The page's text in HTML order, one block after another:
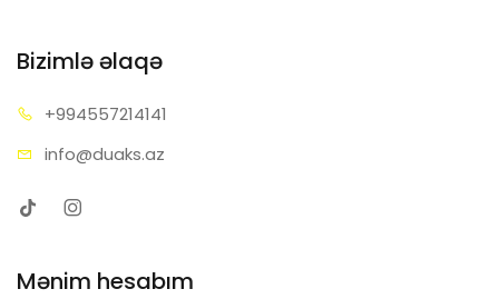
Bizimlə əlaqə
+994557214141
info@duaks.az
Mənim hesabım